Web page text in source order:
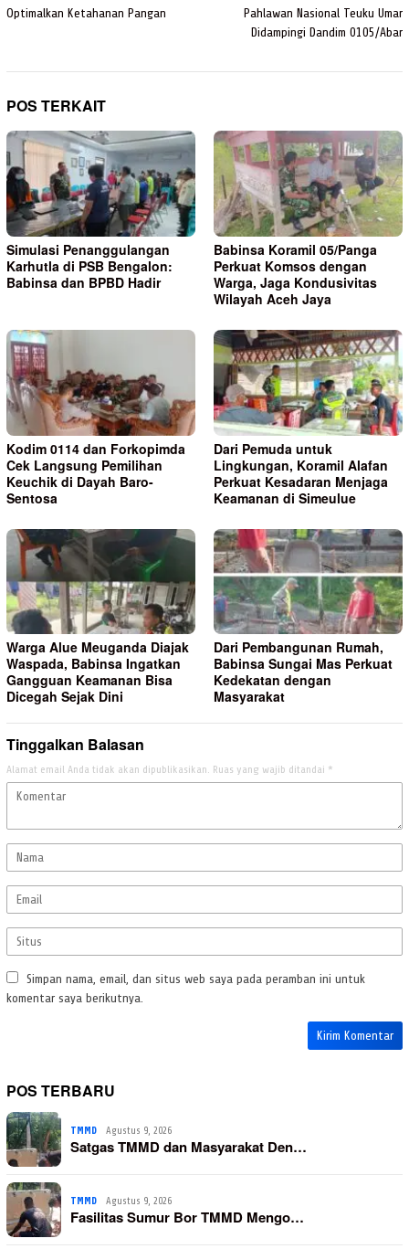
Optimalkan Ketahanan Pangan
Pahlawan Nasional Teuku Umar
Didampingi Dandim 0105/Abar
POS TERKAIT
Simulasi Penanggulangan
Karhutla di PSB Bengalon:
Babinsa dan BPBD Hadir
Babinsa Koramil 05/Panga
Perkuat Komsos dengan
Warga, Jaga Kondusivitas
Wilayah Aceh Jaya
Kodim 0114 dan Forkopimda
Cek Langsung Pemilihan
Keuchik di Dayah Baro-
Sentosa
Dari Pemuda untuk
Lingkungan, Koramil Alafan
Perkuat Kesadaran Menjaga
Keamanan di Simeulue
Warga Alue Meuganda Diajak
Waspada, Babinsa Ingatkan
Gangguan Keamanan Bisa
Dicegah Sejak Dini
Dari Pembangunan Rumah,
Babinsa Sungai Mas Perkuat
Kedekatan dengan
Masyarakat
Tinggalkan Balasan
Alamat email Anda tidak akan dipublikasikan. Ruas yang wajib ditandai *
Simpan nama, email, dan situs web saya pada peramban ini untuk
komentar saya berikutnya.
POS TERBARU
TMMD Agustus 9, 2026
Satgas TMMD dan Masyarakat Den…
TMMD Agustus 9, 2026
Fasilitas Sumur Bor TMMD Mengo…